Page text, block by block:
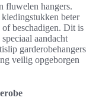
fluwelen hangers.
beter
beschadigen. Dit is
aandacht
garderobehangers
veilig opgeborgen